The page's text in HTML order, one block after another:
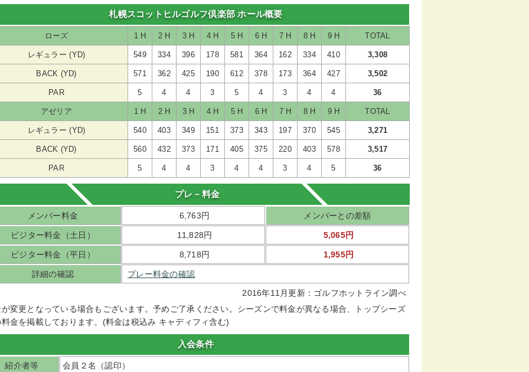
札幌スコットヒルゴルフ倶楽部 ホール概要
ローズ 1 H 2 H 3 H 4 H 5 H 6 H 7 H 8 H 9 H TOTAL
レギュラー (YD) 549 334 396 178 581 364 162 334 410 3,308
BACK (YD) 571 362 425 190 612 378 173 364 427 3,502
PAR 5 4 4 3 5 4 3 4 4 36
アゼリア 1 H 2 H 3 H 4 H 5 H 6 H 7 H 8 H 9 H TOTAL
レギュラー (YD) 540 403 349 151 373 343 197 370 545 3,271
BACK (YD) 560 432 373 171 405 375 220 403 578 3,517
PAR 5 4 4 3 4 4 3 4 5 36
プレ－料金
メンバー料金 6,763円 メンバーとの差額
ビジター料金（土日） 11,828円 5,065円
ビジター料金（平日） 8,718円 1,955円
詳細の確認
プレー料金の確認
2016年11月更新：ゴルフホットライン調べ
変更となっている場合もございます。予めご了承ください。シーズンで料金が異なる場合、トップシーズ
金を掲載しております。(料金は税込み キャディフィ含む)
入会条件
紹介者等 会員２名（認印）